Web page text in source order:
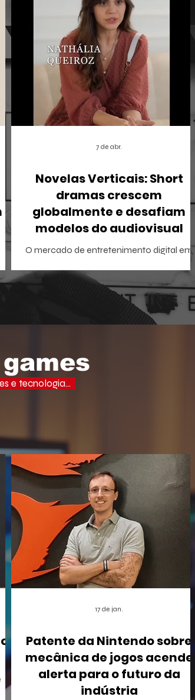
Novelas Verticais: Short
dramas crescem
globalmente e desafiam
modelos do audiovisual
O mercado de entretenimento digital em
o espectador busca narrativas ágeis,
dramáticas e estritamente verticais.
7 de abr.
e tecnologia...
Patente da Nintendo sobre
mecânica de jogos acende
alerta para o futuro da
indústria
17 de jan.